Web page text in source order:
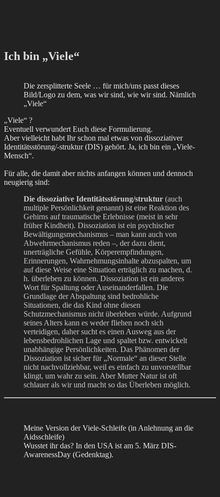
Ich bin „Viele“
Die zersplitterte Seele … für mich/uns passt dieses
Bild/Logo zu dem, was wir sind, wie wir sind. Nämlich
„Viele“
„Viele“ ?
Eventuell verwundert Euch diese Formulierung.
Aber vielleicht habt Ihr schon mal etwas von dissoziativer
Identitätsstörung/-struktur (DIS) gehört. Ja, ich bin ein „Viele-
Mensch“.
Für alle, die damit aber nichts anfangen können und dennoch
neugierig sind:
Die dissoziative Identitätsstörung/struktur (auch
multiple Persönlichkeit genannt) ist eine Reaktion des
Gehirns auf traumatische Erlebnisse (meist in sehr
früher Kindheit). Dissoziation ist ein psychischer
Bewältigungsmechanismus – man kann auch von
Abwehrmechanismus reden –, der dazu dient,
unerträgliche Gefühle, Körperempfindungen,
Erinnerungen, Wahrnehmungsinhalte abzuspalten, um
auf diese Weise eine Situation erträglich zu machen, d.
h. überleben zu können. Dissoziation ist ein anderes
Wort für Spaltung oder Auseinanderfallen. Die
Grundlage der Abspaltung sind bedrohliche
Situationen, die das Kind ohne diesen
Schutzmechanismus nicht überleben würde. Aufgrund
seines Alters kann es weder fliehen noch sich
verteidigen, daher sucht es einen Ausweg aus der
lebensbedrohlichen Lage und spaltet bzw. entwickelt
unabhängige Persönlichkeiten. Das Phänomen der
Dissoziation ist sicher für „Normale“ an dieser Stelle
nicht nachvollziehbar, weil es einfach zu unvorstellbar
klingt, um wahr zu sein. Aber Mutter Natur ist oft
schlauer als wir und macht so das Überleben möglich.
Meine Version der Viele-Schleife (in Anlehnung an die
Aidsschleife)
Wusstet ihr das? In den USA ist am 5. März DIS-
AwarenessDay (Gedenktag).